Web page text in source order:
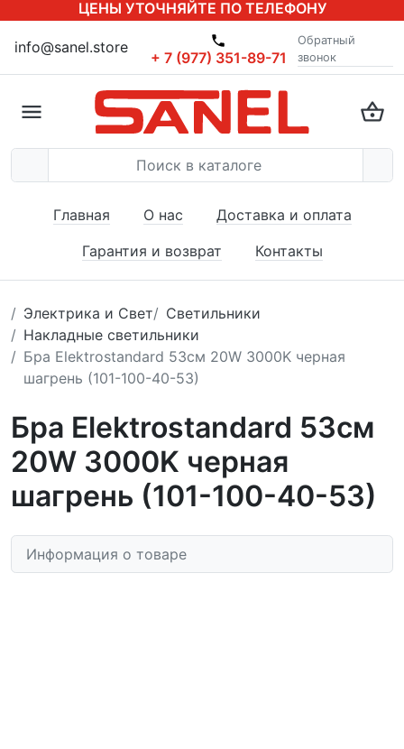
ЦЕНЫ УТОЧНЯЙТЕ ПО ТЕЛЕФОНУ
info@sanel.store
+ 7 (977) 351-89-71
Обратный
звонок
Главная О нас
Доставка и оплата
Гарантия и возврат
Контакты
Электрика и Свет
Светильники
Накладные светильники
Бра Elektrostandard 53см 20W 3000K черная
шагрень (101-100-40-53)
Бра Elektrostandard 53см
20W 3000K черная
шагрень (101-100-40-53)
Информация о товаре